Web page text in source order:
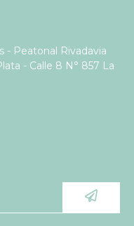
- Peatonal Rivadavia
- Calle 8 N° 857 La